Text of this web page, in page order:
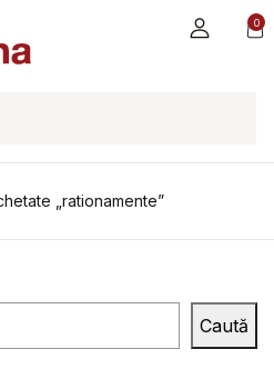
0
„rationamente”
Caută